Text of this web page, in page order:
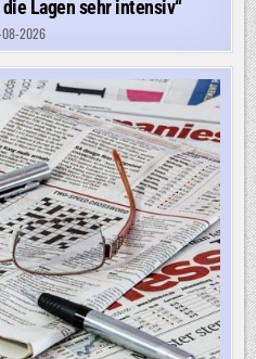
Lagen sehr intensiv“
2026